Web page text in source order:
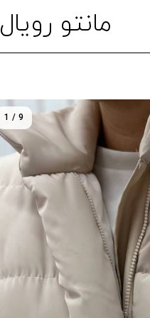
مانتو رویال
1 / 9